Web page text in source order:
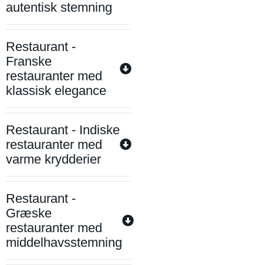
autentisk stemning
Restaurant -
Franske
restauranter med
klassisk elegance
Restaurant - Indiske
restauranter med
varme krydderier
Restaurant -
Græske
restauranter med
middelhavsstemning